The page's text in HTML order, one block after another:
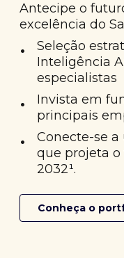
Antecipe o
excelência do
•
Seleção
Inteligência
especialistas
•
Invista em
principais
•
Conecte-se
que projeta o
2032¹.
Conheça o